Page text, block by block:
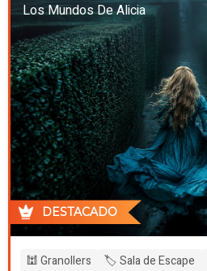
Los Mundos De Alicia
DESTACADO
🕍 Granollers 🏷️ Sala de Escape